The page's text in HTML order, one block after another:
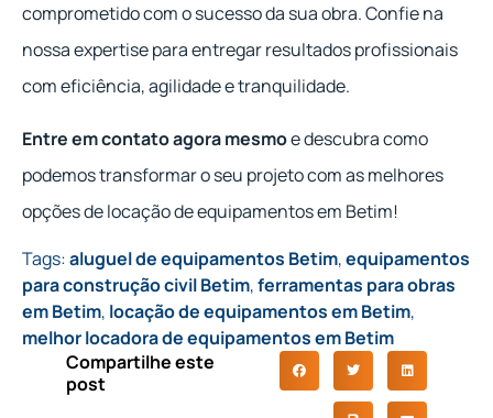
comprometido com o sucesso da sua obra. Confie na
nossa expertise para entregar resultados profissionais
com eficiência, agilidade e tranquilidade.
Entre em contato agora mesmoe descubra como
podemos transformar o seu projeto com as melhores
opções de locação de equipamentos em Betim!
Tags:aluguel de equipamentos Betim,equipamentos
para construção civil Betim,ferramentas para obras
em Betim, locação de equipamentos em Betim,
melhor locadora de equipamentos em Betim
Compartilhe este
post